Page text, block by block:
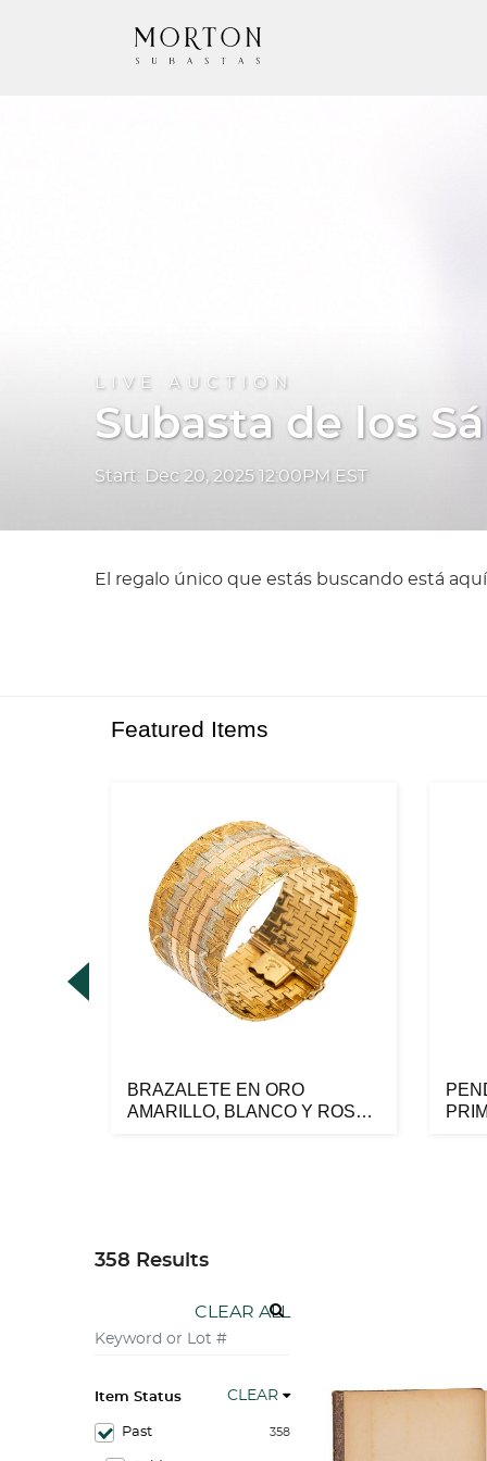
LIVE AUCTION
Subasta de los
Start: Dec 20, 2025 12:00PM EST
El regalo único que estás buscando está aquí
Featured Items
BRAZALETE EN ORO
AMARILLO, BLANCO Y ROSA
358 Results
CLEAR ALL
Item Status CLEAR
358
Past